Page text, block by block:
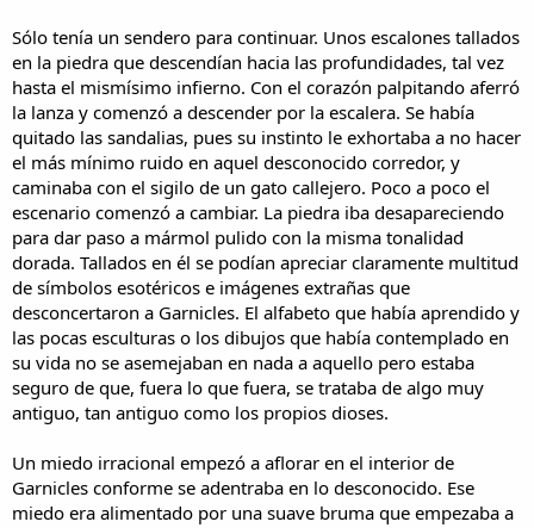
Sólo tenía un sendero para continuar. Unos escalones tallados
en la piedra que descendían hacia las profundidades, tal vez
hasta el mismísimo infierno. Con el corazón palpitando aferró
la lanza y comenzó a descender por la escalera. Se había
quitado las sandalias, pues su instinto le exhortaba a no hacer
el más mínimo ruido en aquel desconocido corredor, y
caminaba con el sigilo de un gato callejero. Poco a poco el
escenario comenzó a cambiar. La piedra iba desapareciendo
para dar paso a mármol pulido con la misma tonalidad
dorada. Tallados en él se podían apreciar claramente multitud
de símbolos esotéricos e imágenes extrañas que
desconcertaron a Garnicles. El alfabeto que había aprendido y
las pocas esculturas o los dibujos que había contemplado en
su vida no se asemejaban en nada a aquello pero estaba
seguro de que, fuera lo que fuera, se trataba de algo muy
antiguo, tan antiguo como los propios dioses.
Un miedo irracional empezó a aflorar en el interior de
Garnicles conforme se adentraba en lo desconocido. Ese
miedo era alimentado por una suave bruma que empezaba a